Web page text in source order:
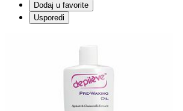
Dodaj u favorite
Usporedi